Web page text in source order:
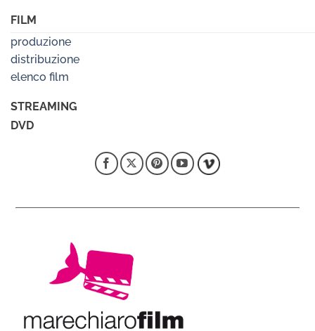
FILM
produzione
distribuzione
elenco film
STREAMING
DVD